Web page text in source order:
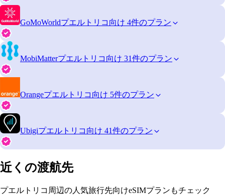
GoMoWorldプエルトリコ向け 4件のプラン
MobiMatterプエルトリコ向け 31件のプラン
Orangeプエルトリコ向け 5件のプラン
Ubigiプエルトリコ向け 41件のプラン
近くの渡航先
プエルトリコ周辺の人気旅行先向けeSIMプランもチェック